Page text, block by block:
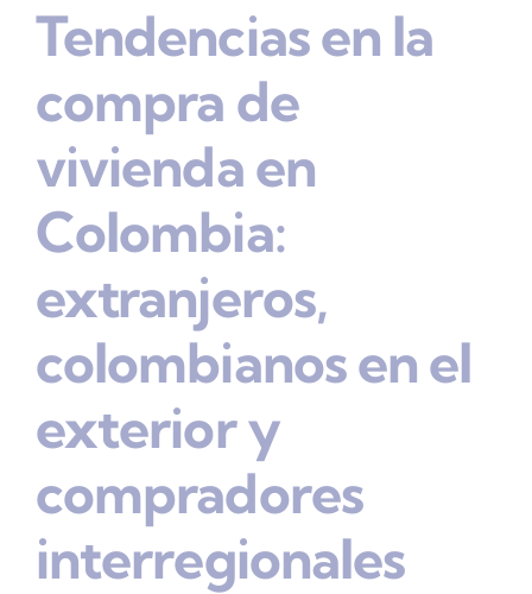
Y
Tendencias en la
compra de
vivienda en
Colombia:
extranjeros,
colombianos en el
exterior y
compradores
interregionales